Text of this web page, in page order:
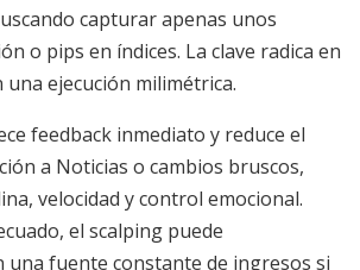
capturar apenas unos
o pips en índices. La clave radica en
una ejecución milimétrica.
feedback inmediato y reduce el
a Noticias o cambios bruscos,
velocidad y control emocional.
el scalping puede
fuente constante de ingresos si